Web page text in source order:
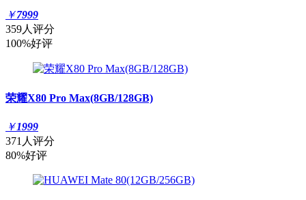
￥7999
359人评分
100%好评
荣耀X80 Pro Max(8GB/128GB)
￥1999
371人评分
80%好评